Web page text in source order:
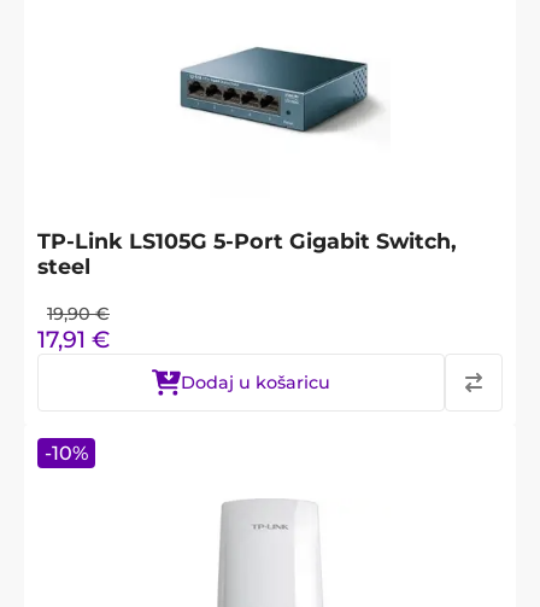
TP-Link LS105G 5-Port Gigabit Switch,
steel
19,90 €
17,91 €
Dodaj u košaricu
-10%